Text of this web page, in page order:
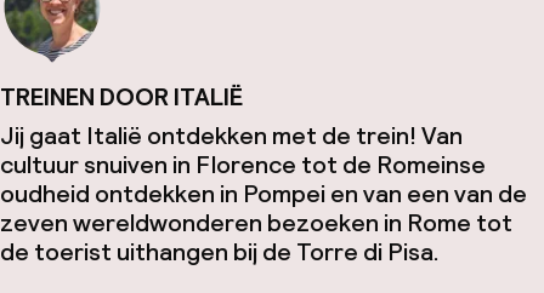
TREINEN DOOR ITALIË
Jij gaat Italië ontdekken met de trein! Van
cultuur snuiven in Florence tot de Romeinse
oudheid ontdekken in Pompei en van een van de
zeven wereldwonderen bezoeken in Rome tot
de toerist uithangen bij de Torre di Pisa.